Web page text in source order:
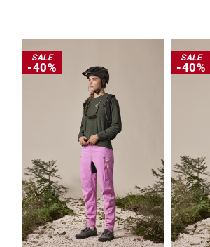
SALE
-40%
SALE
-40%